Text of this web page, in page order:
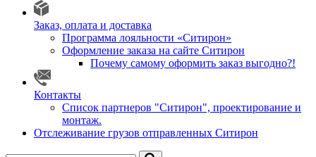
Заказ, оплата и доставка
Программа лояльности «Ситирон»
Оформление заказа на сайте Ситирон
Почему самому оформить заказ выгодно?!
Контакты
Список партнеров "Ситирон", проектирование и
монтаж.
Отслеживание грузов отправленных Ситирон